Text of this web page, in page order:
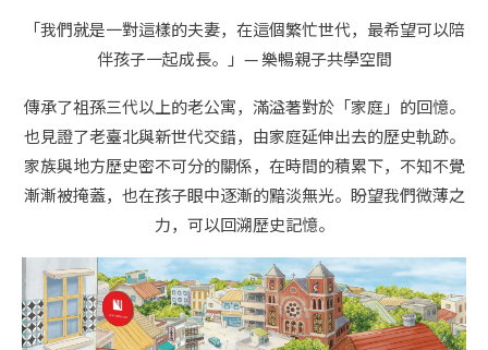
「我們就是一對這樣的夫妻，在這個繁忙世代，最希望可以陪
伴孩子一起成長。」— 樂暢親子共學空間
傳承了祖孫三代以上的老公寓，滿溢著對於「家庭」的回憶。
也見證了老臺北與新世代交錯，由家庭延伸出去的歷史軌跡。
家族與地方歷史密不可分的關係，在時間的積累下，不知不覺
漸漸被掩蓋，也在孩子眼中逐漸的黯淡無光。盼望我們微薄之
力，可以回溯歷史記憶。